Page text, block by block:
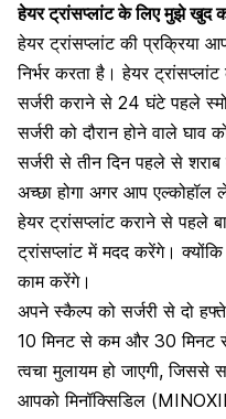
हेयर ट्रांसप्लांट के लिए मुझे खुद
हेयर ट्रांसप्लांट की प्रक्रिया
निर्भर करता है। हेयर
सर्जरी कराने से 24 घंटे पहले
सर्जरी को दौरान होने वाले घाव
सर्जरी से तीन दिन पहले से
अच्छा होगा अगर आप
हेयर ट्रांसप्लांट कराने से पहले
ट्रांसप्लांट में मदद करेंगे।
काम करेंगे।
अपने स्कैल्प को सर्जरी से दो
10 मिनट से कम और 30 मिनट
त्वचा मुलायम हो जाएगी, जिससे
आपको मिनॉक्सिडिल